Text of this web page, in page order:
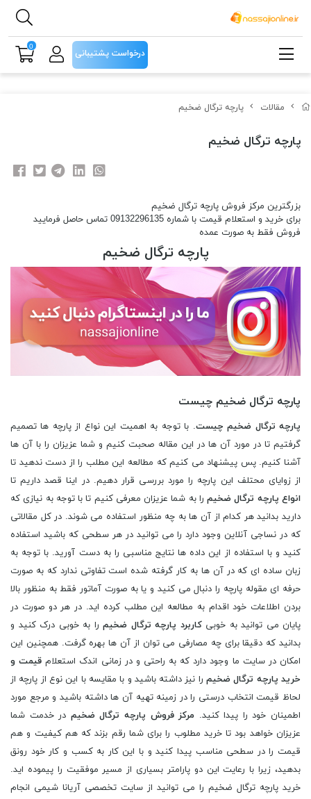
مقالات پارچه ترگال ضخیم
پارچه ترگال ضخیم
بزرگترین مرکز فروش پارچه ترگال ضخیم
برای خرید و استعلام قیمت با شماره 09132296135 تماس حاصل فرمایید
فروش فقط به صورت عمده
پارچه ترگال ضخیم
پارچه ترگال ضخیم چیست
پارچه ترگال ضخیم چیست. با توجه به اهمیت این نواع از پارچه ها تصمیم
گرفتیم تا در مورد آن ها در این مقاله صحبت کنیم و شما عزیزان را با آن ها
آشنا کنیم. پس پیشنهاد می کنیم که مطالعه این مطلب را از دست ندهید تا
از زوایای محتلف این پارچه را مورد بررسی قرار دهیم. در اینا قصد داریم تا
انواع پارچه ترگال ضخیمرا به شما عزیزان معرفی کنیم تا با توجه به نیازی که
دارید بدانید هر کدام از آن ها به چه منظور استفاده می شوند. در کل مقالاتی
که در نساجی آنلاین وجود دارد را می توانید در هر سطحی که باشید استفاده
کنید و با استفاده از این داده ها نتایج مناسبی را به دست آورید. با توجه به
زبان ساده ای که در آن ها به کار گرفته شده است تفاوتی ندارد که به صورت
حرفه ای مقوله پارچه را دنبال می کنید و یا به صورت آماتور فقط به منظور بالا
بردن اطلاعات خود اقدام به مطالعه این مطلب کرده اید. در هر دو صورت در
پایان می توانید به خوبیکاربرد پارچه ترگال ضخیم را به خوبی درک کنید و
بدانید که دقیقا برای چه مصارفی می توان از آن ها بهره گرفت. همچنین این
امکان در سایت ما وجود دارد که به راحتی و در زمانی اندک استعلام قیمت و
خرید پارچه ترگال ضخیم را نیز داشته باشید و با مقایسه با این نوع از پارچه از
لحاظ قیمت انتخاب درستی را در زمینه تهیه آن ها داشته باشید و مرجع مورد
اطمینان خود را پیدا کنید. مرکز فروش پارچه ترگال ضخیم در خدمت شما
عزیزان خواهد بود تا خرید مطلوب را برای شما رقم بزند که هم کیفیت و هم
قیمت را در سطحی مناسب پیدا کنید و با این کار به کسب و کار خود رونق
بدهید، زیرا با رعایت این دو پارامتر بسیاری از مسیر موفقیت را پیموده اید.
خرید پارچه ترگال ضخیم را می توانید از سایت تخصصی آریانا شیمی انجام
درخواست پشتیبانی
0